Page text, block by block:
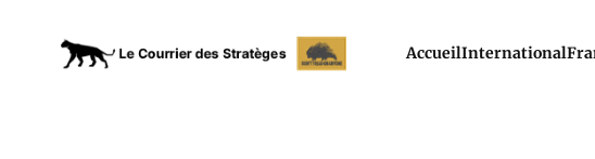
AccueilInternational